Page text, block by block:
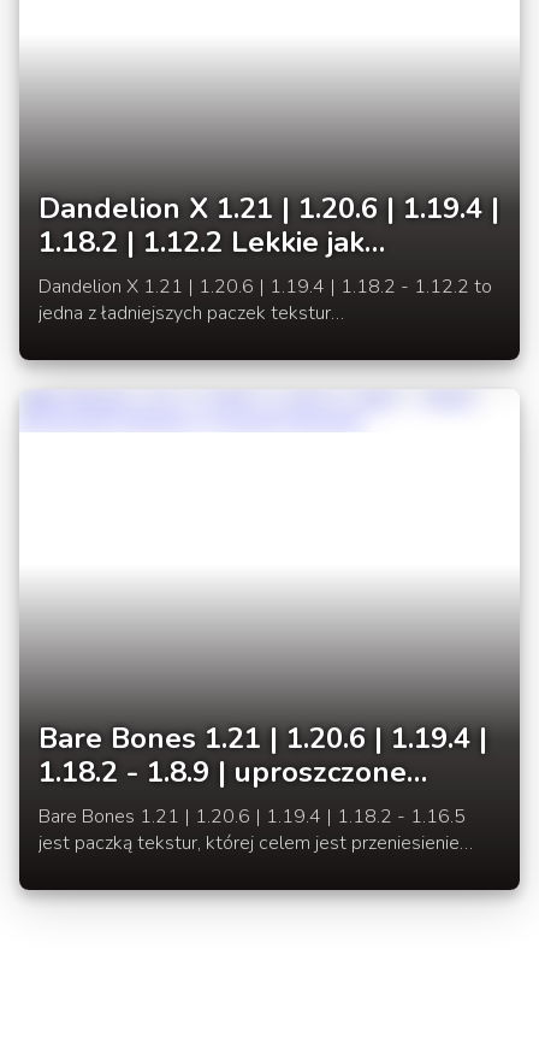
Dandelion X 1.21 | 1.20.6 | 1.19.4 |
1.18.2 | 1.12.2 Lekkie jak
dmuchawiec tekstury
Dandelion X 1.21 | 1.20.6 | 1.19.4 | 1.18.2 - 1.12.2 to
jedna z ładniejszych paczek tekstur
ciepłymi kolorami, które nadają paczce zasobów
przyjemną atmosferę.
Bare Bones 1.21 | 1.20.6 | 1.19.4 |
1.18.2 - 1.8.9 | uproszczone
tekstury w żywych kolorach
Bare Bones 1.21 | 1.20.6 | 1.19.4 | 1.18.2 - 1.16.5
jest paczką tekstur, której celem jest przeniesienie
żywego klimatu, aby twoje światy wyglądały kolorowo.